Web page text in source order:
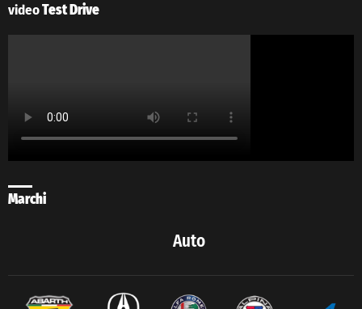
videoTest Drive
Marchi
Auto